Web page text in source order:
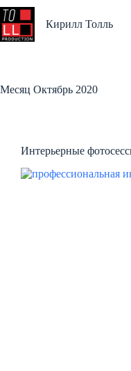
Перейти
к
Кирилл Толль
Месяц Октябрь 2020
Интерьерные